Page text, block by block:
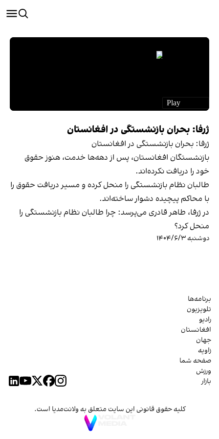
ژرفا: بحران بازنشستگی در افغانستان
ژرفا: بحران بازنشستگی در افغانستان
بازنشستگان افغانستان، پس از دهه‌ها خدمت، هنوز حقوق
خود را دریافت نکرده‌اند.
طالبان نظام بازنشستگی را منحل کرده و مسیر دریافت حقوق را
با محاکم پیچیده دشوار ساخته‌اند.
در ژرفا، طاهر قادری می‌پرسد: چرا طالبان نظام بازنشستگی را
منحل کرد؟
دوشنبه ۱۴۰۴/۶/۳
برنامه‌ها
تلویزیون
رادیو
افغانستان
جهان
زاویه
صفحه شما
ورزش
بازار
کلیه حقوق قانونی این سایت متعلق به ولانت‌مدیا است.